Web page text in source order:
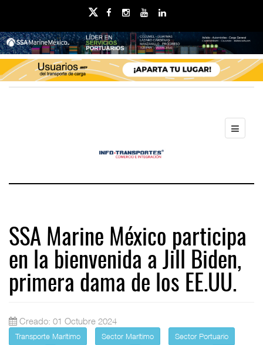
SSA Marine México participa
en la bienvenida a Jill Biden,
primera dama de los EE.UU.
Creado: 01 Octubre 2024
Transporte Marítimo Sector Marítimo
Sector Portuario